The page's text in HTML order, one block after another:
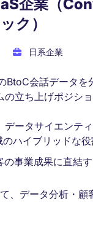
企業（
ク）
日系企業
会話データを
立ち上げポジショ
ータサイエンテ
ハイブリッドな役
事業成果に直結
、データ分析・顧